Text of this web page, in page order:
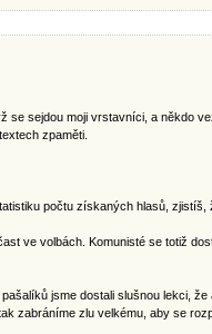
se sejdou moji vrstavníci, a někdo
zpaměti.
počtu získaných hlasů, zjistíš,
ve volbách. Komunisté se totiž
jsme dostali slušnou lekci,
zabráníme zlu velkému, aby se